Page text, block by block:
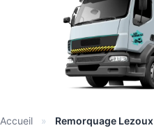
Accueil » Remorquage Lezoux